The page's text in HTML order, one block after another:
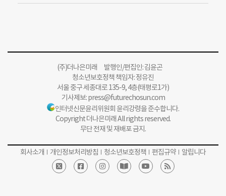
(주)더나은미래 발행인/편집인: 김윤곤
청소년보호정책 책임자: 정유진
서울 중구 세종대로 135-9, 4층(태평로1가)
기사제보:press@futurechosun.com
인터넷신문윤리위원회 윤리강령을 준수합니다.
Copyright 더나은미래 All rights reserved.
무단 전재 및 재배포 금지.
회사소개 개인정보처리방침 청소년보호정책 편집규약 알립니다